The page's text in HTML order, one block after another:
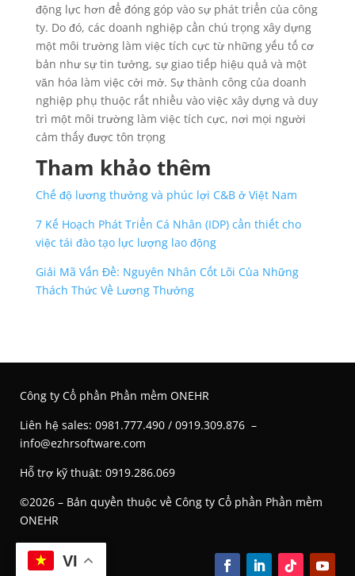
động lực hơn để đóng góp vào sự phát triển của công
ty. Do đó, các doanh nghiệp cần chú trọng xây dựng
một môi trường làm việc tích cực từ những yếu tố cơ
bản như sự tin tưởng, sự giao tiếp hiệu quả và một
văn hóa làm việc cởi mở. Sự thành công của doanh
nghiệp phụ thuộc rất nhiều vào việc xây dựng và duy
trì một môi trường làm việc tích cực, nơi mọi người
cảm thấy được tôn trọng
Tham khảo thêm
Chế độ lương thưởng và phúc lợi C&B ở Việt Nam
7 Kế Hoạch Phát Triển Cá Nhân (IDP) cần thiết cho
việc tái đào tạo lực lượng lao động
Giải Mã Vấn Đề: Nguyên Nhân Cốt Lõi Của Những
Thách Thức Về Lương Thưởng
Công ty Cổ phần Phần mềm ONEHR
Liên hệ sales: 0981.777.490 / 0919.309.876 –
info@ezhrsoftware.com
Hỗ trợ kỹ thuật: 0919.286.069
©2026 – Bản quyền thuộc về Công ty Cổ phần Phần mềm
ONEHR
VI